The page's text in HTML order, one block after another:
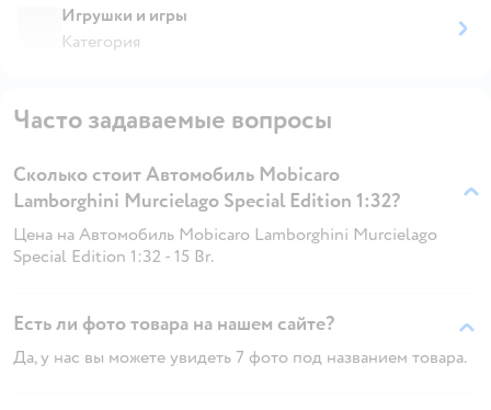
Игрушки и игры
Категория
Часто задаваемые вопросы
Сколько стоит Автомобиль Mobicaro
Lamborghini Murcielago Special Edition 1:32?
Цена на Автомобиль Mobicaro Lamborghini Murcielago
Special Edition 1:32 - 15 Br.
Есть ли фото товара на нашем сайте?
Да, у нас вы можете увидеть 7 фото под названием товара.